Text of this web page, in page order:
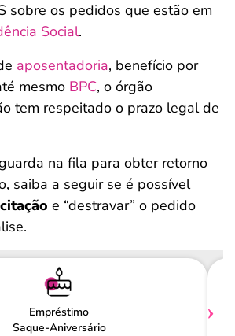
sobre os pedidos que estão em
Social.
aposentadoria, benefício por
mesmo BPC, o órgão
tem respeitado o prazo legal de
na fila para obter retorno
saiba a seguir se é possível
e “destravar” o pedido
Empréstimo
Saque-Aniversário